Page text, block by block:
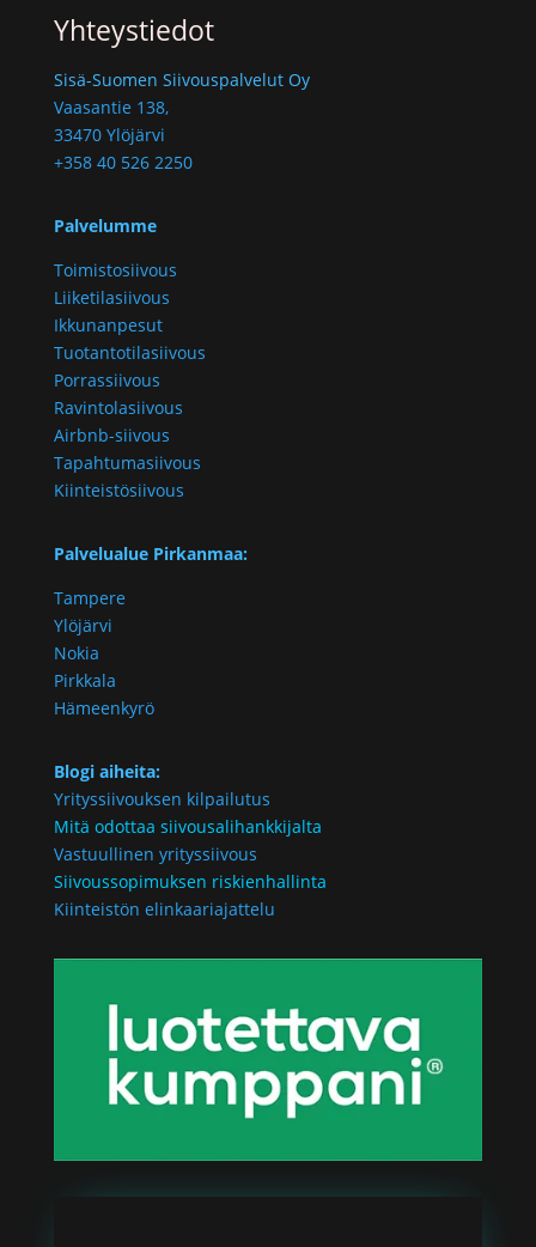
Yhteystiedot
Sisä-Suomen Siivouspalvelut Oy
Vaasantie 138,
33470 Ylöjärvi
+358 40 526 2250
Palvelumme
Toimistosiivous
Liiketilasiivous
Ikkunanpesut
Tuotantotilasiivous
Porrassiivous
Ravintolasiivous
Airbnb-siivous
Tapahtumasiivous
Kiinteistösiivous
Palvelualue Pirkanmaa:
Tampere
Ylöjärvi
Nokia
Pirkkala
Hämeenkyrö
Blogi aiheita:
Yrityssiivouksen kilpailutus
Mitä odottaa siivousalihankkijalta
Vastuullinen yrityssiivous
Siivoussopimuksen riskienhallinta
Kiinteistön elinkaariajattelu